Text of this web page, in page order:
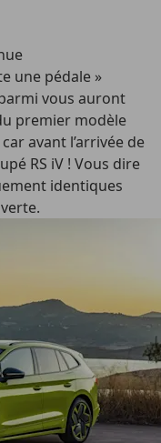
une pédale »
vous auront
premier modèle
avant l’arrivée de
RS iV ! Vous dire
identiques